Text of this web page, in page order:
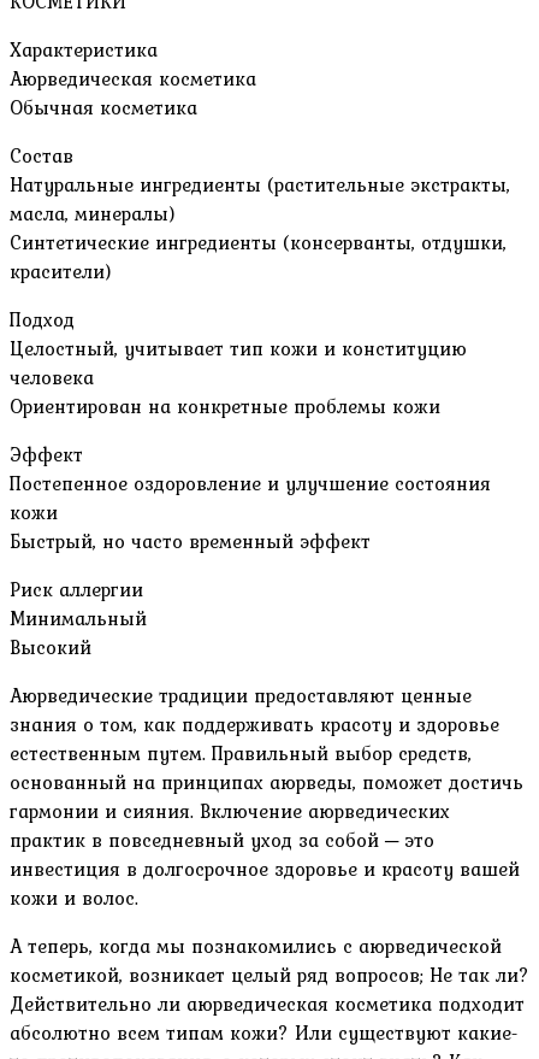
Характеристика
Аюрведическая косметика
Обычная косметика
Состав
Натуральные ингредиенты (растительные экстракты,
масла, минералы)
Синтетические ингредиенты (консерванты, отдушки,
красители)
Подход
Целостный, учитывает тип кожи и конституцию
человека
Ориентирован на конкретные проблемы кожи
Эффект
Постепенное оздоровление и улучшение состояния
кожи
Быстрый, но часто временный эффект
Риск аллергии
Минимальный
Высокий
Аюрведические традиции предоставляют ценные
знания о том, как поддерживать красоту и здоровье
естественным путем. Правильный выбор средств,
основанный на принципах аюрведы, поможет достичь
гармонии и сияния. Включение аюрведических
практик в повседневный уход за собой ─ это
инвестиция в долгосрочное здоровье и красоту вашей
кожи и волос.
А теперь, когда мы познакомились с аюрведической
косметикой, возникает целый ряд вопросов; Не так ли?
Действительно ли аюрведическая косметика подходит
абсолютно всем типам кожи? Или существуют какие-